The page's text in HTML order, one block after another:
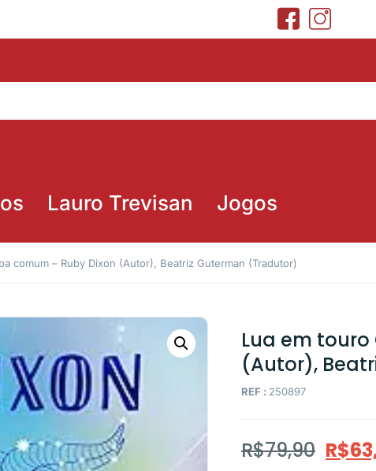
Lauro Trevisan Jogos
comum – Ruby Dixon (Autor), Beatriz Guterman (Tradutor)
Lua em
(Autor),
REF : 250897
R$79,90 R$